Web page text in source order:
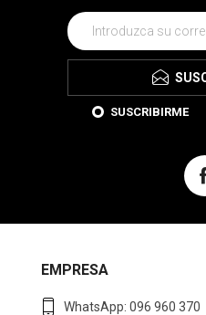
SUSCRIBIRME
EMPRESA
WhatsApp: 096 960 370